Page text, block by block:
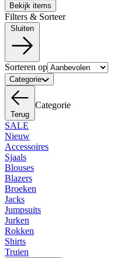
Bekijk items
Filters & Sorteer
Sorteren op
Categorie
Terug
Categorie
SALE
Nieuw
Accessoires
Sjaals
Blouses
Blazers
Broeken
Jacks
Jumpsuits
Jurken
Rokken
Shirts
Truien